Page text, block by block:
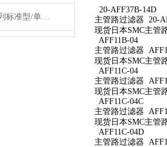
SMC代理 CDQ系列标准型/单杆双作用薄型气缸原装正品
20-AFF37B-14D
主管路过滤器 20-
现货日本SMC主管
AFF11B-04
主管路过滤器
现货日本SMC主管
AFF11C-04
主管路过滤器
现货日本SMC主管
AFF11C-04C
主管路过滤器
现货日本SMC主管
AFF11C-04D
主管路过滤器